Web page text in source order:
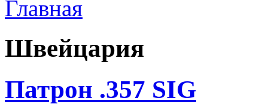
Главная
Швейцария
Патрон .357 SIG